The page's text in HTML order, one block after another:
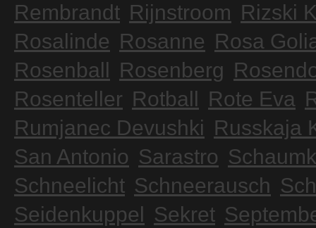
Rembrandt Rijnstroom Rizski
Rosalinde Rosanne Rosa
Rosenball Rosenberg
Rosenteller Rotball Rote Eva
Rumjanec Devushki Russkaja
San Antonio Sarastro
Schneelicht Schneerausch
Seidenkuppel Sekret